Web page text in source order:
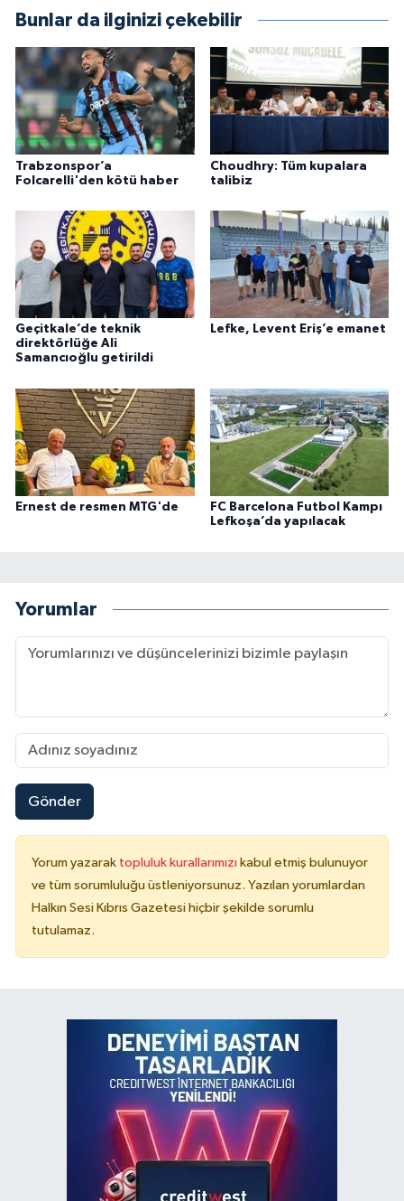
Bunlar da ilginizi çekebilir
Trabzonspor’a
Folcarelli'den kötü haber
Choudhry: Tüm kupalara
talibiz
Geçitkale’de teknik
direktörlüğe Ali
Samancıoğlu getirildi
Lefke, Levent Eriş’e emanet
Ernest de resmen MTG'de
FC Barcelona Futbol Kampı
Lefkoşa’da yapılacak
Yorumlar
Gönder
Yorum yazarak topluluk kurallarımızı kabul etmiş bulunuyor
ve tüm sorumluluğu üstleniyorsunuz. Yazılan yorumlardan
Halkın Sesi Kıbrıs Gazetesi hiçbir şekilde sorumlu
tutulamaz.